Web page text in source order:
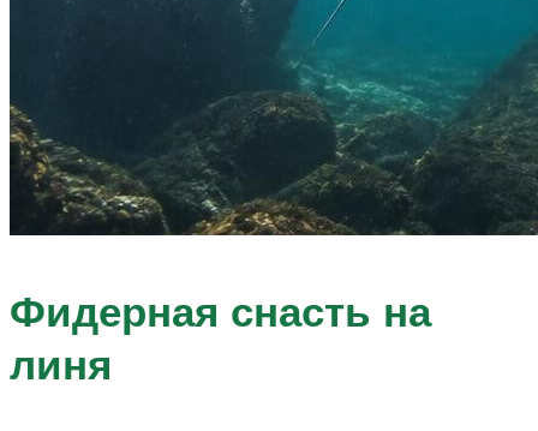
Фидерная снасть на
линя